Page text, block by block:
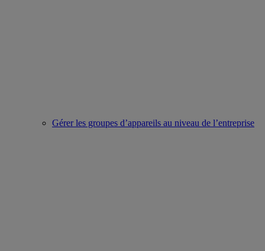
Gérer les groupes d’appareils au niveau de l’entreprise